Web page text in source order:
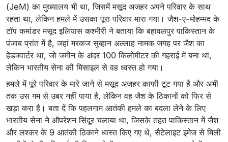
(JeM) का मुख्यालय भी था, जिसमें मसूद अजहर अपने परिवार के साथ
रहता था, लेकिन हमले में उसका पूरा परिवार मारा गया। जैश-ए-मोहम्मद के
टॉप कमांडर मसूद इलियास कश्मीरी ने बताया कि बहावलपुर पाकिस्तान के
पंजाब प्रांत में है, जहां मरकज सुब्हान अल्लाह नामक जगह पर जैश का
हेडक्वार्टर था, जो जमीन के अंदर 100 किलोमीटर की गहराई में बना था,
लेकिन भारतीय सेना की मिसाइल से वह ध्वस्त हो गया।
हमले में पूरे परिवार के मारे जाने से मसूद अजहर काफी टूट गया है और अभी
तक उस गम से उबर नहीं पाया है, लेकिन वह जैश के ठिकानों को फिर से
खड़ा करा है। बता दें कि पहलगाम आतंकी हमले का बदला लेने के लिए
भारतीय सेना ने ऑपरेशन सिंदूर चलाया था, जिसके तहत पाकिस्तान में जैश
और लश्कर के 9 आतंकी ठिकाने ध्वस्त किए गए थे, सैटेलाइट इमेज से मिली